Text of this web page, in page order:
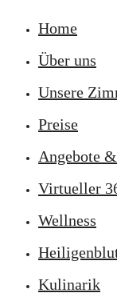
Home
Über uns
Unsere
Preise
Angebote
Virtueller
Wellness
Kulinarik